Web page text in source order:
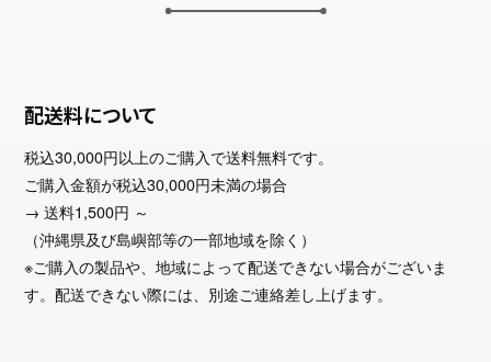
配送料について
税込30,000円以上のご購入で送料無料です。
ご購入金額が税込30,000円未満の場合
→ 送料1,500円 ～
（沖縄県及び島嶼部等の一部地域を除く）
※ご購入の製品や、地域によって配送できない場合がございま
す。配送できない際には、別途ご連絡差し上げます。